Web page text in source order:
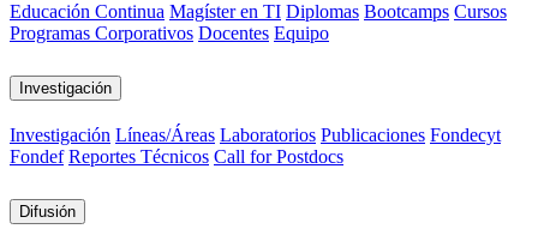
Educación Continua Magíster en TI Diplomas Bootcamps Cursos
Programas Corporativos Docentes Equipo
Investigación
Investigación Líneas/Áreas Laboratorios Publicaciones Fondecyt
Fondef Reportes Técnicos Call for Postdocs
Difusión